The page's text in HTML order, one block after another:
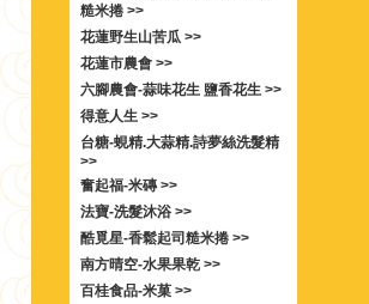
糙米捲 >>
花蓮野生山苦瓜 >>
花蓮市農會 >>
六腳農會-蒜味花生 鹽香花生 >>
得意人生 >>
台糖-蜆精.大蒜精.詩夢絲洗髮精
>>
奮起福-米磚 >>
法寶-洗髮沐浴 >>
酷覓星-香鬆起司糙米捲 >>
南方晴空-水果果乾 >>
百桂食品-米菓 >>